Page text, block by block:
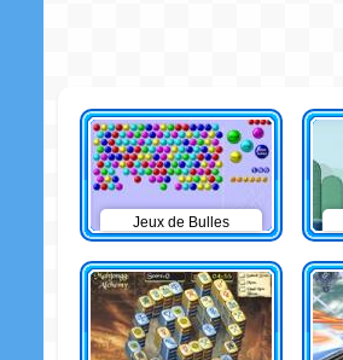
Jeux de Bulles